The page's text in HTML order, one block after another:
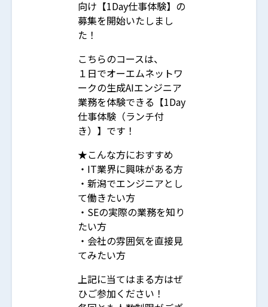
向け【1Day仕事体験】の
募集を開始いたしまし
た！
こちらのコースは、
１日でオーエムネットワ
ークの生成AIエンジニア
業務を体験できる【1Day
仕事体験（ランチ付
き）】です！
★こんな方におすすめ
・IT業界に興味がある方
・新潟でエンジニアとし
て働きたい方
・SEの実際の業務を知り
たい方
・会社の雰囲気を直接見
てみたい方
上記に当てはまる方はぜ
ひご参加ください！